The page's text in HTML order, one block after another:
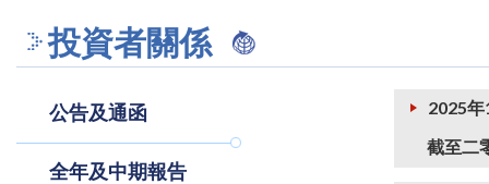
投資者關係
公告及通函
全年及中期報告
2025
截至二